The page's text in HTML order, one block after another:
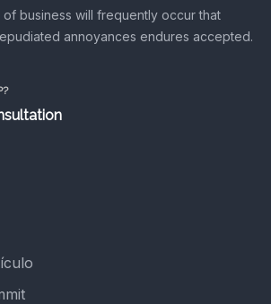
business will frequently occur that
annoyances endures accepted.